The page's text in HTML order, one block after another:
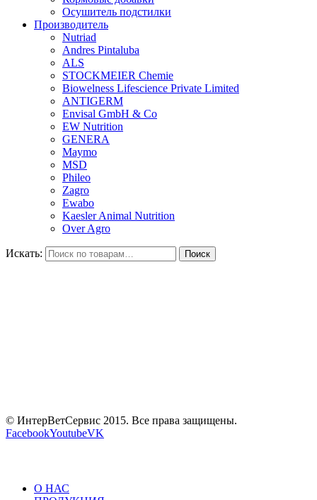
Осушитель подстилки
Производитель
Nutriad
Andres Pintaluba
ALS
STOCKMEIER Chemie
Biowelness Lifescience Private Limited
ANTIGERM
Envisal GmbH & Co
EW Nutrition
GENERA
Maymo
MSD
Phileo
Zagro
Ewabo
Kaesler Animal Nutrition
Over Agro
Искать: Поиск
© ИнтерВетСервис 2015. Все права защищены.
FacebookYoutubeVK
О НАС